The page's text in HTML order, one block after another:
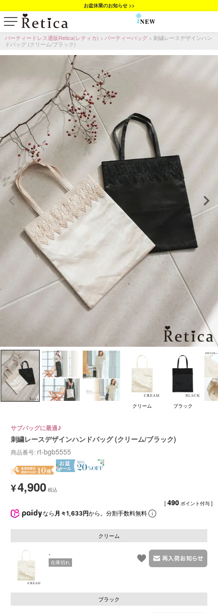
お盆休業のお知らせ >>
NEW
パーティードレス通販Retica(レティカ) パーティーバッグ
刺繍レースデザインハン
ドバッグ (クリーム/ブラック)
クリーム ブラック
サブバッグに最適♪
刺繍レースデザインハンドバッグ (クリーム/ブラック)
商品番号 rt-bgb5555
¥4,900
[ 490 ポイント付与 ]
なら 月々1,633円から。分割手数料無料
クリーム
-
在庫切れ
ブラック